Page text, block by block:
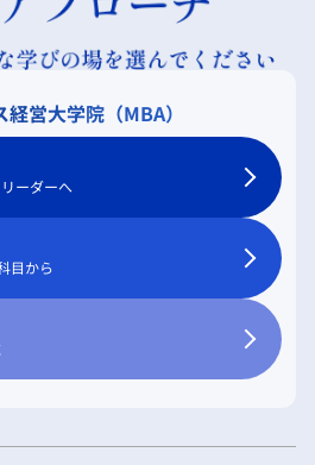
営大学院（MBA）
ーダーへ
目から